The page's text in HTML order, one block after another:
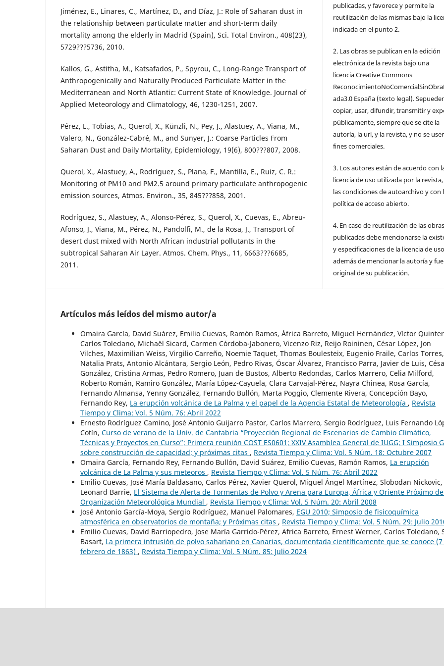
Jiménez, E., Linares, C., Martínez, D., and Díaz, J.: Role of Saharan dust in
the relationship between particulate matter and short-term daily
mortality among the elderly in Madrid (Spain), Sci. Total Environ., 408(23),
5729???5736, 2010.
Kallos, G., Astitha, M., Katsafados, P., Spyrou, C., Long-Range Transport of
Anthropogenically and Naturally Produced Particulate Matter in the
Mediterranean and North Atlantic: Current State of Knowledge. Journal of
Applied Meteorology and Climatology, 46, 1230-1251, 2007.
Pérez, L., Tobias, A., Querol, X., Künzli, N., Pey, J., Alastuey, A., Viana, M.,
Valero, N., González-Cabré, M., and Sunyer, J.: Coarse Particles From
Saharan Dust and Daily Mortality, Epidemiology, 19(6), 800???807, 2008.
Querol, X., Alastuey, A., Rodríguez, S., Plana, F., Mantilla, E., Ruiz, C. R.:
Monitoring of PM10 and PM2.5 around primary particulate anthropogenic
emission sources, Atmos. Environ., 35, 845???858, 2001.
Rodríguez, S., Alastuey, A., Alonso-Pérez, S., Querol, X., Cuevas, E., Abreu-
Afonso, J., Viana, M., Pérez, N., Pandolfi, M., de la Rosa, J., Transport of
desert dust mixed with North African industrial pollutants in the
subtropical Saharan Air Layer. Atmos. Chem. Phys., 11, 6663???6685,
2011.
publicadas, y favorece y permite la
reutilización de las mismas bajo la
indicada en el punto 2.
2. Las obras se publican en la edición
electrónica de la revista bajo una
licencia Creative Commons
ada3.0 España (texto legal).
copiar, usar, difundir, transmitir y
públicamente, siempre que se cite la
autoría, la url, y la revista, y no se
fines comerciales.
3. Los autores están de acuerdo con
licencia de uso utilizada por la
las condiciones de autoarchivo y con
política de acceso abierto.
4. En caso de reutilización de las obras
publicadas debe mencionarse la
y especificaciones de la licencia de uso
además de mencionar la autoría y
original de su publicación.
Artículos más leídos del mismo autor/a
Omaira García, David Suárez, Emilio Cuevas, Ramón Ramos, África Barreto, Miguel Hernández, Víctor
Carlos Toledano, Michaël Sicard, Carmen Córdoba-Jabonero, Vicenzo Riz, Reijo Roininen, César López, Jon
Vilches, Maximilian Weiss, Virgilio Carreño, Noemie Taquet, Thomas Boulesteix, Eugenio Fraile, Carlos Torres,
Natalia Prats, Antonio Alcántara, Sergio León, Pedro Rivas, Óscar Álvarez, Francisco Parra, Javier de Luis,
González, Cristina Armas, Pedro Romero, Juan de Bustos, Alberto Redondas, Carlos Marrero, Celia Milford,
Roberto Román, Ramiro González, María López-Cayuela, Clara Carvajal-Pérez, Nayra Chinea, Rosa García,
Fernando Almansa, Yenny González, Fernando Bullón, Marta Poggio, Clemente Rivera, Concepción Bayo,
Fernando Rey, La erupción volcánica de La Palma y el papel de la Agencia Estatal de Meteorología , Revista
Tiempo y Clima: Vol. 5 Núm. 76: Abril 2022
Ernesto Rodríguez Camino, José Antonio Guijarro Pastor, Carlos Marrero, Sergio Rodríguez, Luis Fernando
Cotín, Curso de verano de la Univ. de Cantabria “Proyección Regional de Escenarios de Cambio Climático,
Técnicas y Proyectos en Curso”; Primera reunión COST ES0601; XXIV Asamblea General de IUGG; I Simposio
sobre construcción de capacidad; y próximas citas , Revista Tiempo y Clima: Vol. 5 Núm. 18: Octubre 2007
Omaira García, Fernando Rey, Fernando Bullón, David Suárez, Emilio Cuevas, Ramón Ramos, La erupción
volcánica de La Palma y sus meteoros , Revista Tiempo y Clima: Vol. 5 Núm. 76: Abril 2022
Emilio Cuevas, José María Baldasano, Carlos Pérez, Xavier Querol, Miguel Ángel Martínez, Slobodan Nickovic,
Leonard Barrie, El Sistema de Alerta de Tormentas de Polvo y Arena para Europa, África y Oriente Próximo
Organización Meteorológica Mundial , Revista Tiempo y Clima: Vol. 5 Núm. 20: Abril 2008
José Antonio García-Moya, Sergio Rodríguez, Manuel Palomares, EGU 2010; Simposio de fisicoquímica
atmosférica en observatorios de montaña; y Próximas citas , Revista Tiempo y Clima: Vol. 5 Núm. 29: Julio
Emilio Cuevas, David Barriopedro, Jose María Garrido-Pérez, Africa Barreto, Ernest Werner, Carlos Toledano,
Basart, La primera intrusión de polvo sahariano en Canarias, documentada científicamente que se conoce
febrero de 1863) , Revista Tiempo y Clima: Vol. 5 Núm. 85: Julio 2024